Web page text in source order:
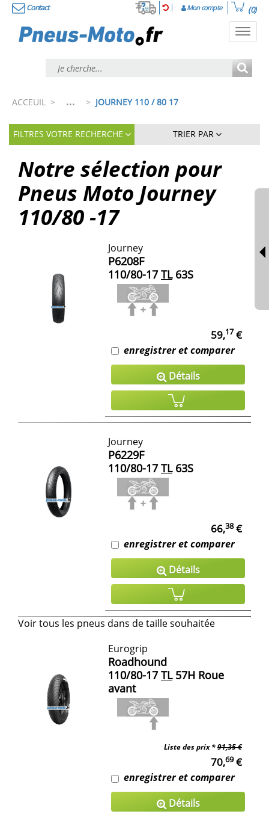
Contact Mon compte (0)
ACCEUIL > ... > JOURNEY 110 / 80 17
FILTRES VOTRE RECHERCHE TRIER PAR
Notre sélection pour
Pneus Moto Journey
110/80 -17
Journey
P6208F
110/80-17 TL63S
59,17 €
enregistrer et comparer
Détails
Journey
P6229F
110/80-17 TL63S
66,38€
enregistrer et comparer
Détails
Voir tous les pneus dans de taille souhaitée
Eurogrip
Roadhound
110/80-17 TL57H Roue
avant
Liste des prix *91,35 €
70,69€
enregistrer et comparer
Détails